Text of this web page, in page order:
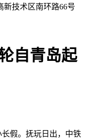
新技术区南环路66号
自青岛起
假。抚玩日出，中铁